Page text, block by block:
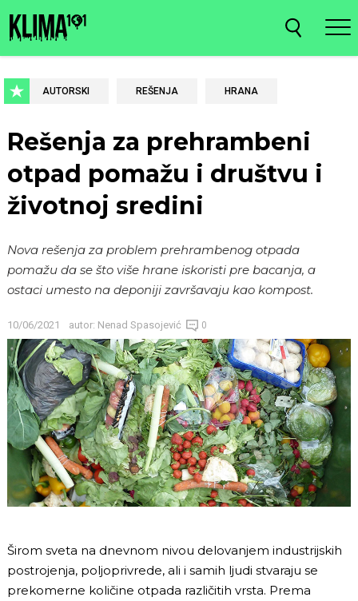
AUTORSKI REŠENJA HRANA
Rešenja za prehrambeni
otpad pomažu i društvu i
životnoj sredini
Nova rešenja za problem prehrambenog otpada
pomažu da se što više hrane iskoristi pre bacanja, a
ostaci umesto na deponiji završavaju kao kompost.
10/06/2021 autor: Nenad Spasojević 0
Širom sveta na dnevnom nivou delovanjem industrijskih
postrojenja, poljoprivrede, ali i samih ljudi stvaraju se
prekomerne količine otpada različitih vrsta. Prema